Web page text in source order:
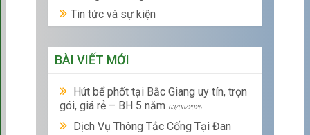
Tin tức và sự kiện
BÀI VIẾT MỚI
Hút bể phốt tại Bắc Giang uy tín, trọn
gói, giá rẻ – BH 5 năm 03/08/2026
Dịch Vụ Thông Tắc Cống Tại Đan